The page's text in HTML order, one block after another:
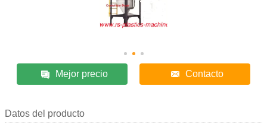
Mejor precio Contacto
Datos del producto